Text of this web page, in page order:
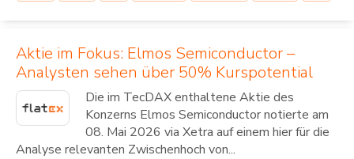
Aktie im Fokus: Elmos Semiconductor –
Analysten sehen über 50% Kurspotential
Die im TecDAX enthaltene Aktie des
Konzerns Elmos Semiconductor notierte am
08. Mai 2026 via Xetra auf einem hier für die
Analyse relevanten Zwischenhoch von...